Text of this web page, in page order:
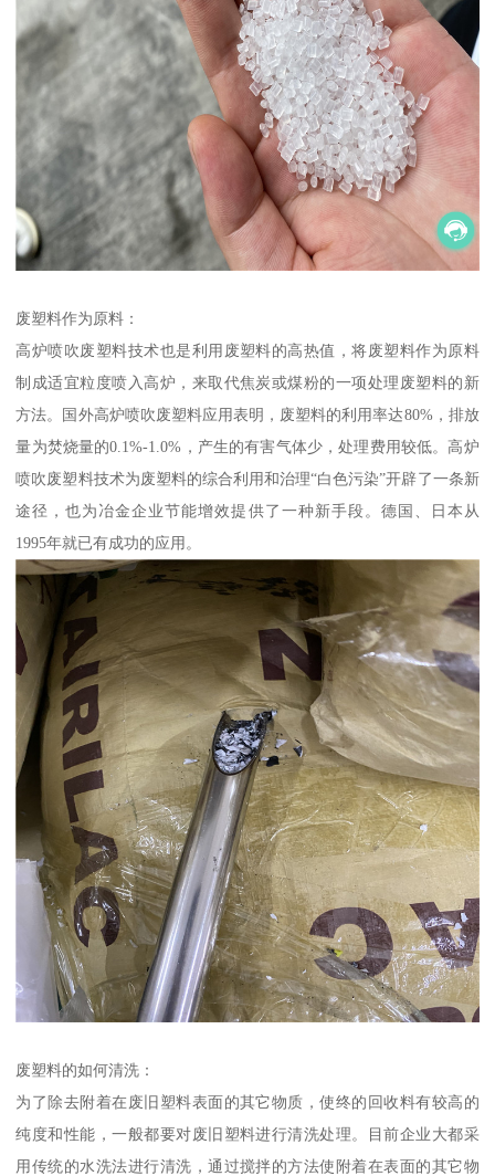
废塑料作为原料：
高炉喷吹废塑料技术也是利用废塑料的高热值，将废塑料作为原料
制成适宜粒度喷入高炉，来取代焦炭或煤粉的一项处理废塑料的新
方法。国外高炉喷吹废塑料应用表明，废塑料的利用率达80%，排放
量为焚烧量的0.1%-1.0%，产生的有害气体少，处理费用较低。高炉
喷吹废塑料技术为废塑料的综合利用和治理“白色污染”开辟了一条新
途径，也为冶金企业节能增效提供了一种新手段。德国、日本从
1995年就已有成功的应用。
废塑料的如何清洗：
为了除去附着在废旧塑料表面的其它物质，使终的回收料有较高的
纯度和性能，一般都要对废旧塑料进行清洗处理。目前企业大都采
用传统的水洗法进行清洗，通过搅拌的方法使附着在表面的其它物